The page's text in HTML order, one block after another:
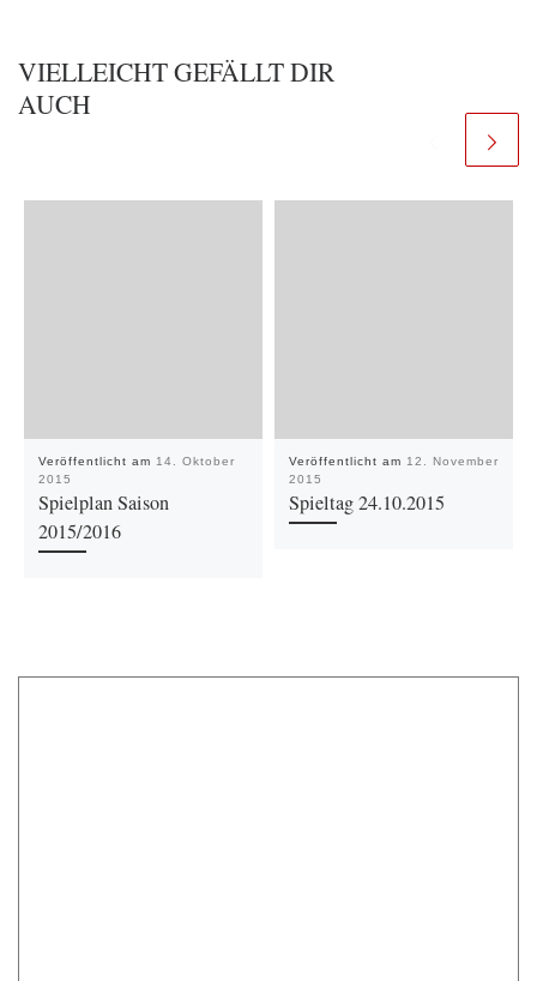
VIELLEICHT GEFÄLLT DIR
AUCH
Veröffentlicht am 14. Oktober
2015
Spielplan Saison
2015/2016
Veröffentlicht am 12. November
2015
Spieltag 24.10.2015